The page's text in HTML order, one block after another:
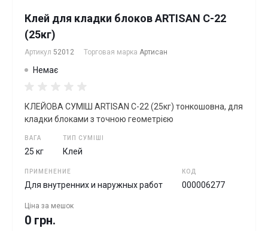
Клей для кладки блоков ARTISAN С-22
(25кг)
Артикул 52012 Торговая марка Артисан
Немає
КЛЕЙОВА СУМIШ ARTISAN C-22 (25кг) тонкошовна, для
кладки блоками з точною геометрією
ВАГА
25 кг
ТИП СУМІШІ
Клей
ПРИМЕНЕНИЕ
Для внутренних и наружных работ
КОД
000006277
Ціна за мешок
0 грн.